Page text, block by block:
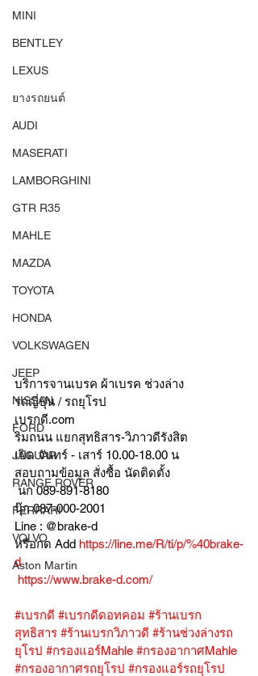
MINI
BENTLEY
LEXUS
ยางรถยนต์
AUDI
MASERATI
LAMBORGHINI
GTR R35
MAHLE
MAZDA
TOYOTA
HONDA
VOLKSWAGEN
JEEP
NISSAN
FORD
JAGUAR
RANGE ROVER
FERRARI
VOLVO
Aston Martin
บริการจานเบรค ผ้าเบรค ช่วงล่าง
รถญี่ปุ่น / รถยุโรป
เบรกดี.com
ริมถนน แยกสุทธิสาร-วิภาวดีรังสิต
เปิด จันทร์ - เสาร์ 10.00-18.00 น
สอบถามข้อมูล สั่งซื้อ นัดติดตั้ง
นก 089-891-8180
นุ๊ก 087-000-2001
Line : @brake-d
หรือกด Add https://line.me/R/ti/p/%40brake-
d
https://www.brake-d.com/
#เบรกดี #เบรกดีดอทคอม #ร้านเบรก
สุทธิสาร #ร้านเบรกวิภาวดี #ร้านช่วงล่างรถ
ยุโรป #กรองแอร์Mahle #กรองอากาศMahle
#กรองอากาศรถยุโรป #กรองแอร์รถยุโรป